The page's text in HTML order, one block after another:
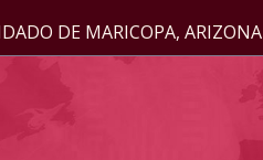
DE MARICOPA, ARIZONA